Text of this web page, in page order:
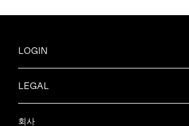
LOGIN
LEGAL
회사